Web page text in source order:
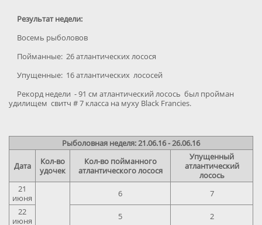
Результат недели:
Восемь рыболовов
Пойманные: 26 атлантических лосося
Упущенные: 16 атлантических лососей
Рекорд недели - 91 см атлантический лосось был пройман
удилищем свитч # 7 класса на муху Black Francies.
Рыболовная неделя: 21.06.16 - 26.06.16
Дата
Кол-во
удочек
Кол-во пойманного
атлантического лосося
Упущенный
атлантический
лосось
21
июня
6
7
22
июня
5 2